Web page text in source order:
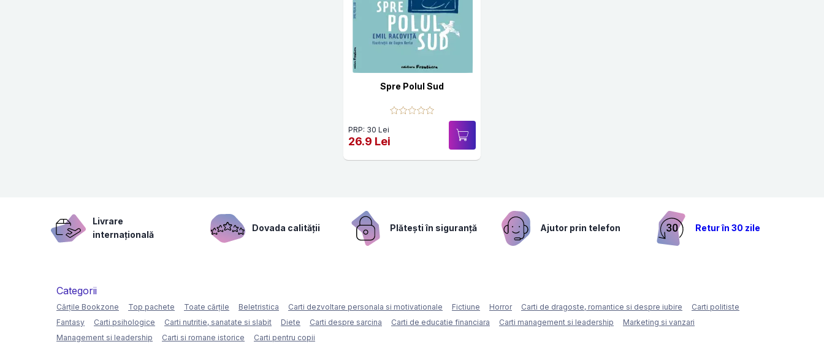
Spre Polul Sud
PRP: 30 Lei
26.9 Lei
Livrare
internațională
Dovada calității Plătești în siguranță Ajutor prin telefon Retur în 30 zile
Categorii
Cărțile Bookzone Top pachete Toate cărțile Beletristica Carti dezvoltare personala si motivationale Fictiune Horror Carti de dragoste, romantice si despre iubire
Carti politiste
Fantasy
Carti psihologice Carti nutritie, sanatate si slabit Diete Carti despre sarcina Carti de educatie financiara Carti management si leadership
Marketing si vanzari
Management si leadership
Carti si romane istorice Carti pentru copii